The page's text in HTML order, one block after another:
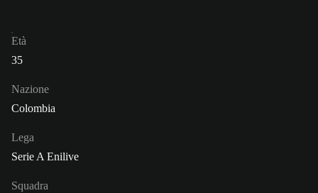
Età
35
Nazione
Colombia
Lega
Serie A Enilive
Squadra